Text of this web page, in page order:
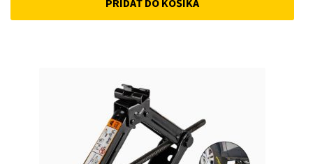
was: is:
PRIDAŤ DO KOŠÍKA